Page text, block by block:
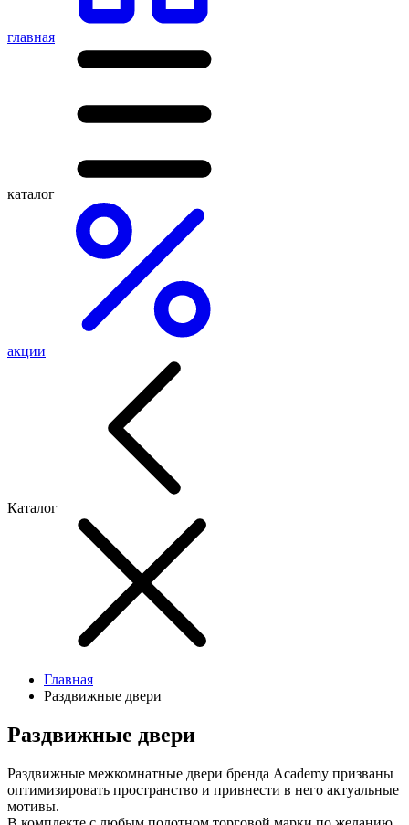
главная
каталог
акции
Каталог
Главная
Раздвижные двери
Раздвижные двери
Раздвижные межкомнатные двери бренда Academy призваны
оптимизировать пространство и привнести в него актуальные
мотивы.